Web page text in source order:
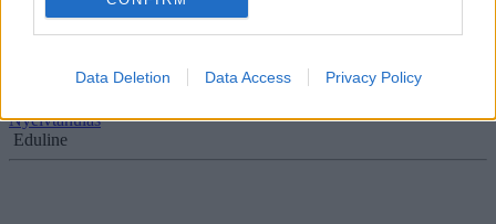
Data Deletion Data Access Privacy Policy
segít a nyelvvizsgára felkészülésben. Nézzük meg, hogyan!
Nyelvtanulás
Eduline